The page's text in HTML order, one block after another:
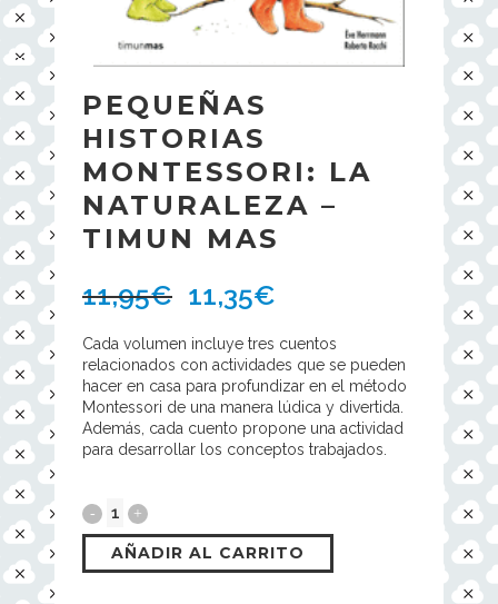
PEQUEÑAS
HISTORIAS
MONTESSORI: LA
NATURALEZA –
TIMUN MAS
11,95€ 11,35€
Cada volumen incluye tres cuentos
relacionados con actividades que se pueden
hacer en casa para profundizar en el método
Montessori de una manera lúdica y divertida.
Además, cada cuento propone una actividad
para desarrollar los conceptos trabajados.
AÑADIR AL CARRITO